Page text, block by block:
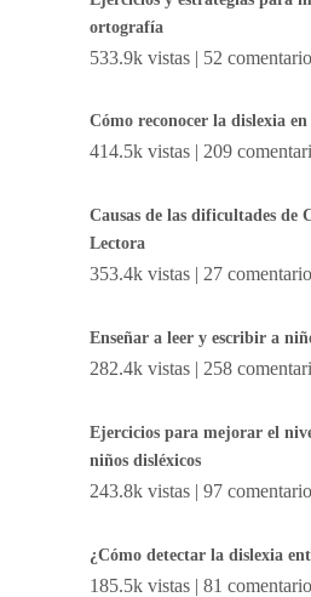
ortografía
533.9k vistas | 52
Cómo reconocer la dislexia
414.5k vistas | 209
Causas de las dificultades de
Lectora
353.4k vistas | 27
Enseñar a leer y escribir a
282.4k vistas | 258
Ejercicios para mejorar el
niños disléxicos
243.8k vistas | 97
¿Cómo detectar la dislexia
185.5k vistas | 81